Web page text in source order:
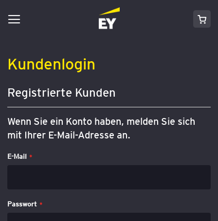
Direkt
zum
Kundenlogin
Registrierte Kunden
Wenn Sie ein Konto haben, melden Sie sich
mit Ihrer E-Mail-Adresse an.
E-Mail
Passwort